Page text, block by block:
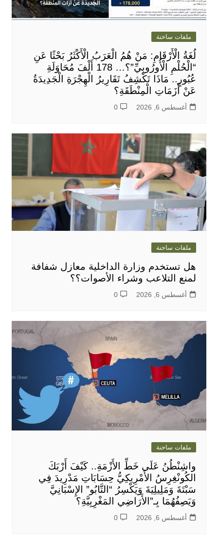
ملفات ساخنة
لُغَةُ الْأَرْقَامِ: مَنْ هُمُ الْعَرَبُ الْأَكْثَرُ بَحْثًا عَنِ
“الْحُلْمِ الْأُورُوبِيِّ”؟… 178 أَلْفَ مُحَاوَلَةِ
عُبُورٍ.. مَاذَا تَكْشِفُ تَقَارِيرُ الْهِجْرَةِ الْجَدِيدَةُ
عَنْ أَزَمَاتِ الْمِنْطَقَةِ؟
أغسطس 6, 2026 0
ملفات ساخنة
هل تستخدم وزارة الداخلية معازل شفافة
لمنع التلاعب وشراء الأصوات؟؟
أغسطس 6, 2026 0
ملفات ساخنة
واشِنْطُنُ عَلَى خَطِّ الأَزْمَةِ.. كَيْفَ أَرْبَكَ
الكُونْغِرِسُ الأَمْرِيكِيُّ حِسَابَاتِ مَدْرِيدَ فِي
سَبْتَةَ وَمَلِيلِيَةَ وَيَكْسِرُ “التَّابُو” الإِسْبَانِيَّ
وَيَصِفُهُمَا بِـ”الأَرَاضِي المَغْرِبِيَّةِ؟
أغسطس 6, 2026 0